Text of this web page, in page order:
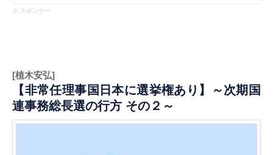
※ スポンサー
[植木安弘]
【非常任理事国日本に選挙権あり】～次期国
連事務総長選の行方 その２～